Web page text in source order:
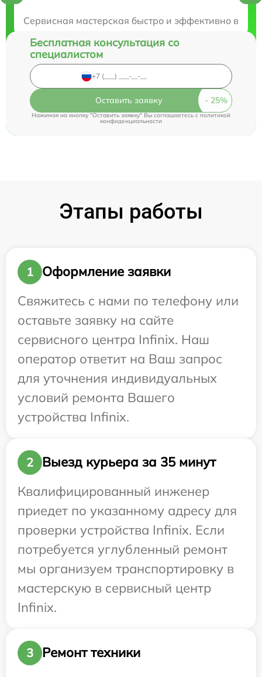
Сервисная мастерская быстро и эффективно
Бесплатная консультация со
специалистом
Оставить заявку
Нажимая на кнопку "Оставить заявку" Вы соглашаетесь cполитикой
конфиденциальности
Этапы работы
1
Оформление заявки
Свяжитесь с нами по телефону или
оставьте заявку на сайте
сервисного центра Infinix. Наш
оператор ответит на Ваш запрос
для уточнения индивидуальных
условий ремонта Вашего
устройства Infinix.
2
Выезд курьера за 35 минут
Квалифицированный инженер
приедет по указанному адресу для
проверки устройства Infinix. Если
потребуется углубленный ремонт
мы организуем транспортировку в
мастерскую в сервисный центр
Infinix.
3
Ремонт техники